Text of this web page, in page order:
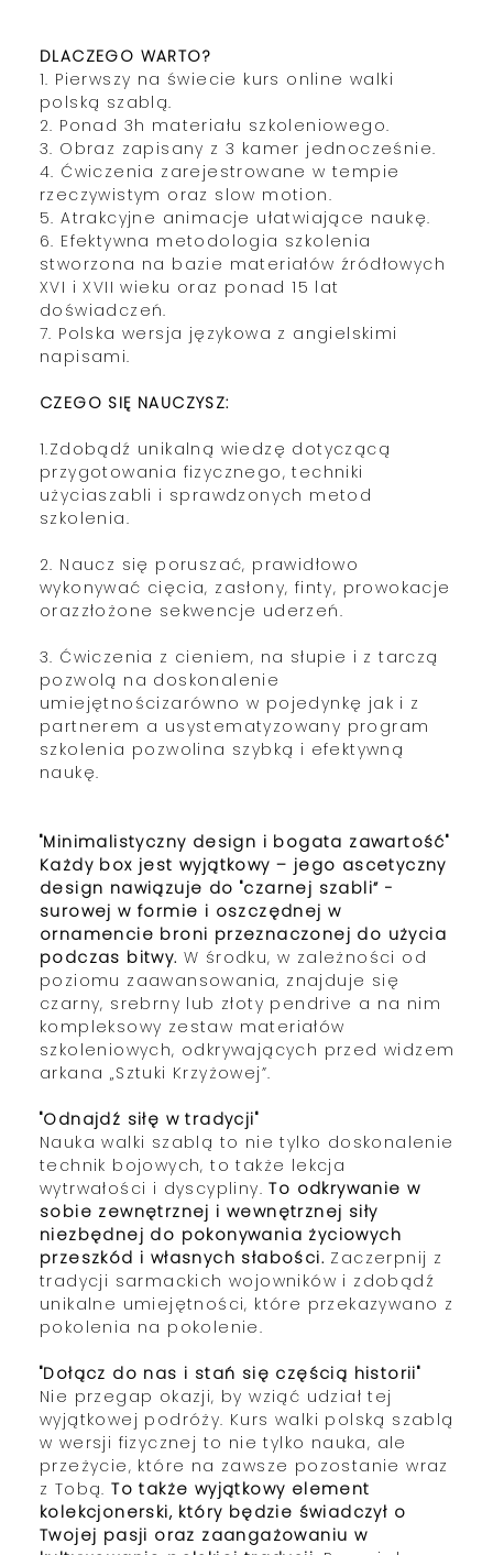
DLACZEGO WARTO?
1. Pierwszy na świecie kurs online walki
polską szablą.
2. Ponad 3h materiału szkoleniowego.
3. Obraz zapisany z 3 kamer jednocześnie.
4. Ćwiczenia zarejestrowane w tempie
rzeczywistym oraz slow motion.
5. Atrakcyjne animacje ułatwiające naukę.
6. Efektywna metodologia szkolenia
stworzona na bazie materiałów źródłowych
XVI i XVII wieku oraz ponad 15 lat
doświadczeń.
7. Polska wersja językowa z angielskimi
napisami.
CZEGO SIĘ NAUCZYSZ:
1.Zdobądź unikalną wiedzę dotyczącą
przygotowania fizycznego, techniki
użyciaszabli i sprawdzonych metod
szkolenia.
2. Naucz się poruszać, prawidłowo
wykonywać cięcia, zasłony, finty, prowokacje
orazzłożone sekwencje uderzeń.
3. Ćwiczenia z cieniem, na słupie i z tarczą
pozwolą na doskonalenie
umiejętnościzarówno w pojedynkę jak i z
partnerem a usystematyzowany program
szkolenia pozwolina szybką i efektywną
naukę.
"Minimalistyczny design i bogata zawartość"
Każdy box jest wyjątkowy – jego ascetyczny
design nawiązuje do "czarnej szabli” -
surowej w formie i oszczędnej w
ornamencie broni przeznaczonej do użycia
podczas bitwy. W środku, w zależności od
poziomu zaawansowania, znajduje się
czarny, srebrny lub złoty pendrive a na nim
kompleksowy zestaw materiałów
szkoleniowych, odkrywających przed widzem
arkana „Sztuki Krzyżowej”.
"Odnajdź siłę w tradycji"
Nauka walki szablą to nie tylko doskonalenie
technik bojowych, to także lekcja
wytrwałości i dyscypliny.To odkrywanie w
sobie zewnętrznej i wewnętrznej siły
niezbędnej do pokonywania życiowych
przeszkód i własnych słabości. Zaczerpnij z
tradycji sarmackich wojowników i zdobądź
unikalne umiejętności, które przekazywano z
pokolenia na pokolenie.
"Dołącz do nas i stań się częścią historii"
Nie przegap okazji, by wziąć udział tej
wyjątkowej podróży. Kurs walki polską szablą
w wersji fizycznej to nie tylko nauka, ale
przeżycie, które na zawsze pozostanie wraz
z Tobą.To także wyjątkowy element
kolekcjonerski, który będzie świadczył o
Twojej pasji oraz zaangażowaniu w